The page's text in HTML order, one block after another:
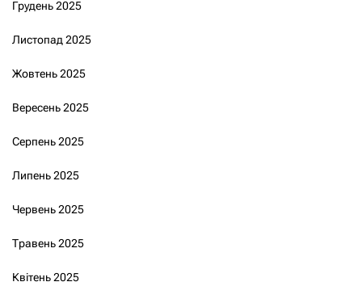
Грудень 2025
Листопад 2025
Жовтень 2025
Вересень 2025
Серпень 2025
Липень 2025
Червень 2025
Травень 2025
Квітень 2025